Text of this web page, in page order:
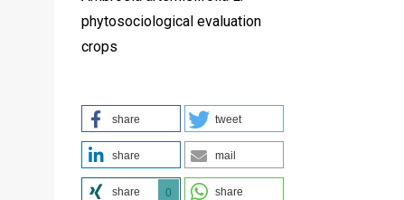
phytosociological evaluation
crops
share tweet
share mail
share 0 share